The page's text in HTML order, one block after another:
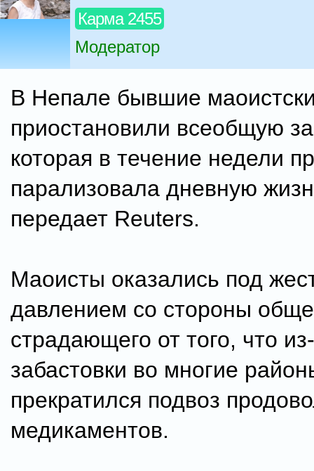
Карма 2455
Модератор
В Непале бывшие
приостановили всеобщую
которая в течение недели
парализовала дневную
передает Reuters.
Маоисты оказались под
давлением со стороны
страдающего от того, что
забастовки во многие
прекратился подвоз
медикаментов.